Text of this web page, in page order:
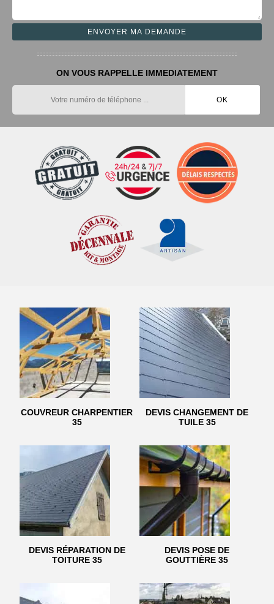
ON VOUS RAPPELLE IMMEDIATEMENT
COUVREUR CHARPENTIER
35
DEVIS CHANGEMENT DE
TUILE 35
DEVIS RÉPARATION DE
TOITURE 35
DEVIS POSE DE
GOUTTIÈRE 35